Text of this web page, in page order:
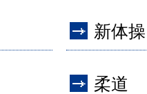
新体操
柔道